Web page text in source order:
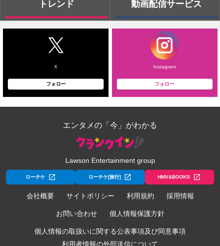
トレンド 動画配信サービス
X
フォロー
Instagram
フォロー
エンタメの「今」がわかる
Lawson Entertainment group
ローチケ ローチケ[旅行] HMV&BOOKS
会社概要 サイトポリシー 利用規約 採用情報
お問い合わせ 個人情報保護方針
個人情報の取扱いに関する公表事項及び同意事項
利用者情報の外部送信について